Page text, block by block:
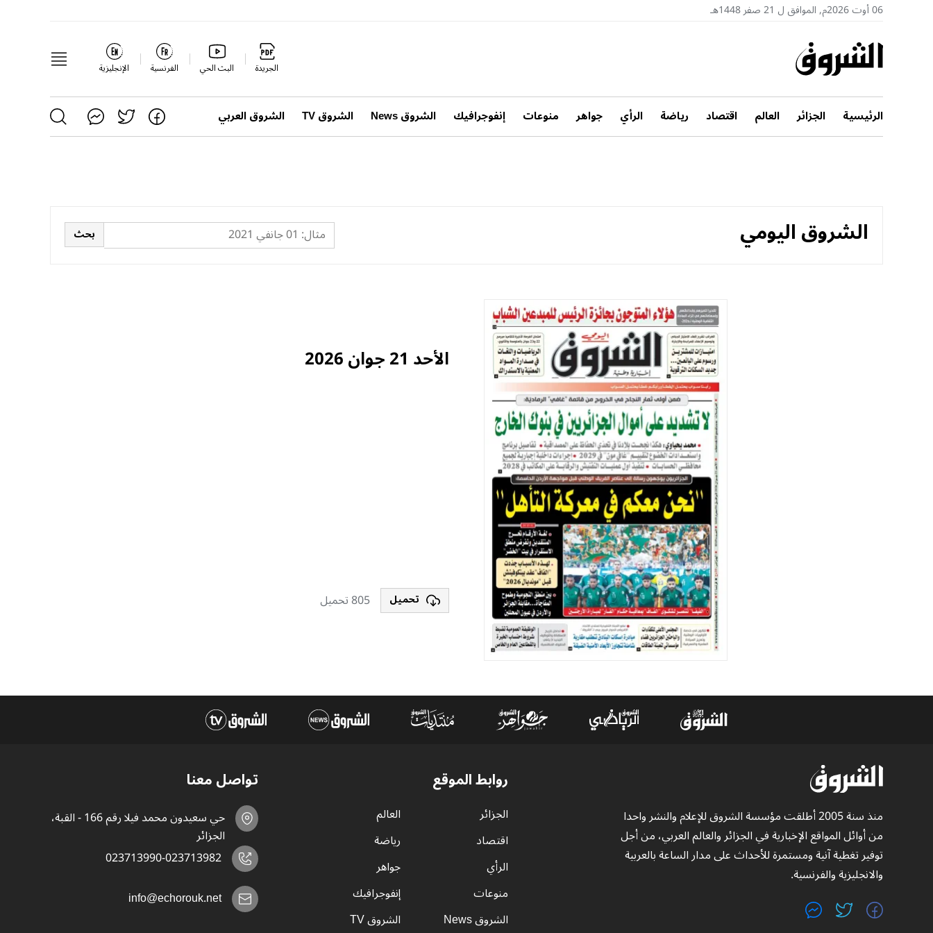
06 أوت 2026م, الموافق ل 21 صفر 1448هـ
الجريدة البث الحي الفرنسية الإنجليزية
الرئيسية الجزائر العالم اقتصاد رياضة الرأي جواهر منوعات إنفوجرافيك الشروق News الشروق TV الشروق العربي
الشروق اليومي
الأحد 21 جوان 2026
تحميل 805 تحميل
منذ سنة 2005 أطلقت مؤسسة الشروق للإعلام والنشر واحدا
من أوائل المواقع الإخبارية في الجزائر والعالم العربي، من أجل
توفير تغطية آنية ومستمرة للأحداث على مدار الساعة بالعربية
والانجليزية والفرنسية.
روابط الموقع
الجزائر
العالم
اقتصاد
رياضة
الرأي
جواهر
منوعات
إنفوجرافيك
الشروق News
الشروق TV
تواصل معنا
حي سعيدون محمد فيلا رقم 166 - القبة،
الجزائر
023713990-023713982
info@echorouk.net